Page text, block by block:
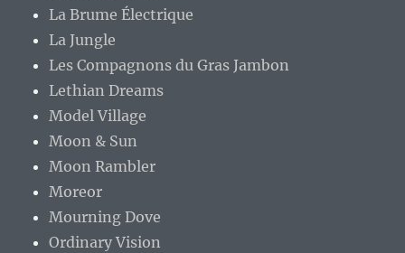
La Brume Électrique
La Jungle
Les Compagnons du Gras Jambon
Lethian Dreams
Model Village
Moon & Sun
Moon Rambler
Moreor
Mourning Dove
Ordinary Vision